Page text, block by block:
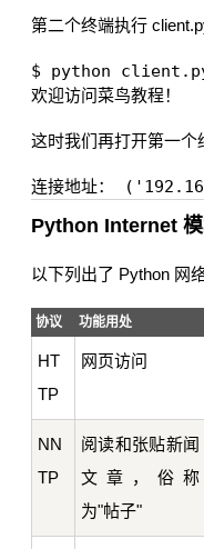
第二个终端执行
$ python
这时我们再打开第一个
Python Internet
以下列出了 Python 网
协议 功能用处
HT
TP
网页访问
NN
TP
阅读和张贴新闻
文章，俗称
为"帖子"